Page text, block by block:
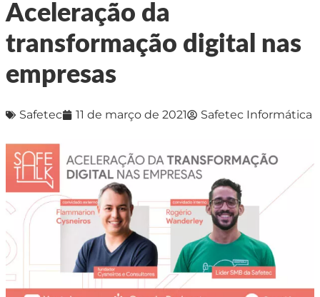
Aceleração da
transformação digital nas
empresas
Safetec 11 de março de 2021 Safetec Informática